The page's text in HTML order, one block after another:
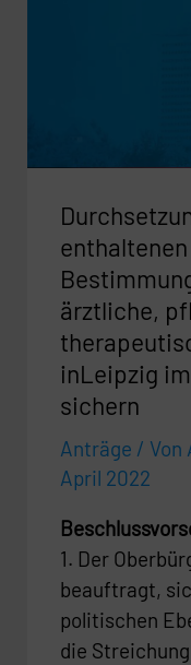
ärztliche,
inLeipzig
sichern
Anträge / Von
April 2022
1. Der
beauftragt,
politischen
die
–
ärztliche,
pflegerische
und
Versorgung
inLeipzig
bisherigen
Maße
sichern